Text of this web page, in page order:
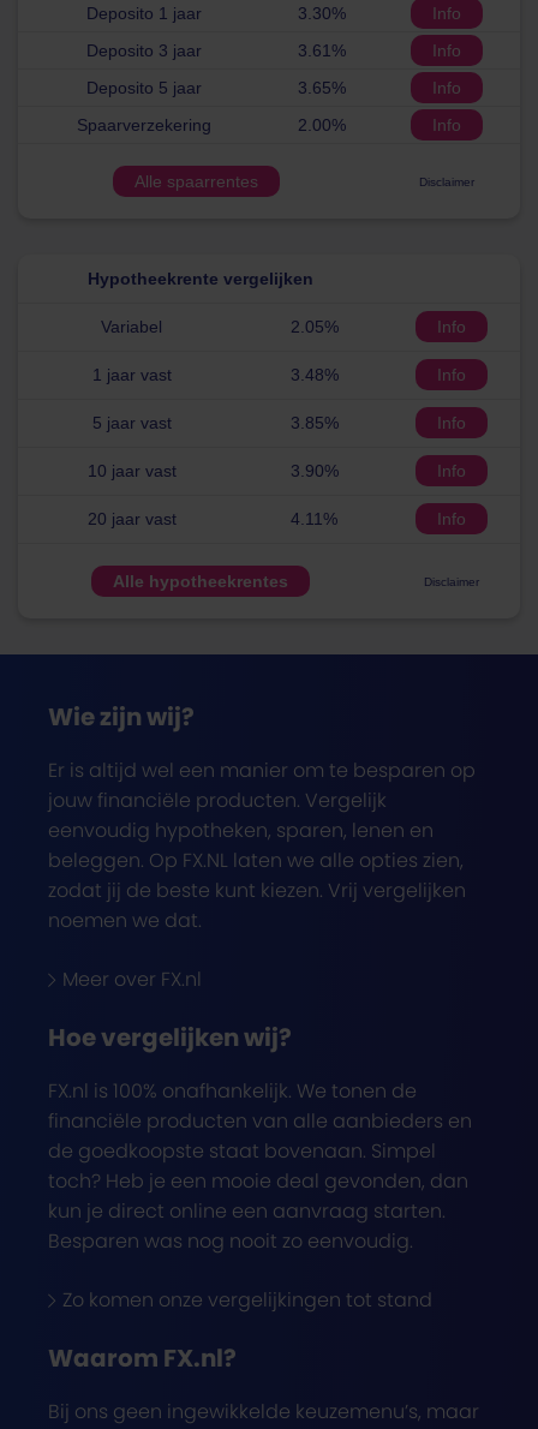
Deposito 1 jaar 3.30%
Info
Deposito 3 jaar
3.61%
Info
Deposito 5 jaar
3.65%
Info
Spaarverzekering
2.00% Info
Alle spaarrentes Disclaimer
Hypotheekrente vergelijken
Variabel 2.05% Info
1 jaar vast 3.48% Info
5 jaar vast 3.85% Info
10 jaar vast 3.90% Info
20 jaar vast 4.11% Info
Alle hypotheekrentes Disclaimer
Wie zijn wij?
Er is altijd wel een manier om te besparen op
jouw financiële producten. Vergelijk
eenvoudig hypotheken, sparen, lenen en
beleggen. Op FX.NL laten we alle opties zien,
zodat jij de beste kunt kiezen. Vrij vergelijken
noemen we dat.
Meer over FX.nl
Hoe vergelijken wij?
FX.nl is 100% onafhankelijk. We tonen de
financiële producten van alle aanbieders en
de goedkoopste staat bovenaan. Simpel
toch? Heb je een mooie deal gevonden, dan
kun je direct online een aanvraag starten.
Besparen was nog nooit zo eenvoudig.
Zo komen onze vergelijkingen tot stand
Waarom FX.nl?
Bij ons geen ingewikkelde keuzemenu’s, maar